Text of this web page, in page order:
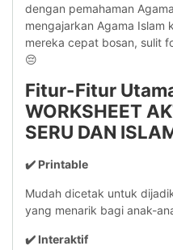
dengan pemahaman
mengajarkan Agama
mereka cepat bosan, sulit
😔
Fitur-Fitur
WORKSHEET
SERU DAN
✔️ Printable
Mudah dicetak untuk
yang menarik bagi anak-
✔️ Interaktif